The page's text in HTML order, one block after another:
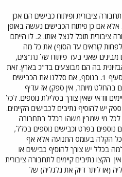
דברים: 1. תחבורה ציבורית ופיתוח כבישים הם אכן
אלא אם כן פיתוח הכבישים נעשה באופן
כזה שרק תחבורה ציבורית תוכל לנצל אותו. 2. לו הייתם
קוראים עד הסוף) את כל מה
מבינים שאני בעד פיתוח של נת"צים,
בה הם מבוצעים בד"כ בארץ. זאת
כפי שציינתי בסעיף 1. בנוסף, אם סללנו את הכבישים
בהחלט מיותר, אין ספק) אז עדיף
וודאי שאין צורך בסלילת נוספים. לכל
יש להוסיף נתיבים לכבישים הקיימים.
לכל מי שמבין משהו בכלל בתחבורה
נוספים בפרט וכבישים נוספים בכלל,
הקלה בעומס התנועה אלא אף
בכלל יש צורך להוסיף כבישים או
הקצו נתיבים קיימים לתחבורה ציבורית
(או ליתר דיוק את גלגליה) של